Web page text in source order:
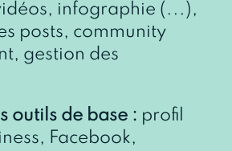
outils de base : profil
Facebook,
infographie (...),
posts, community
gestion des